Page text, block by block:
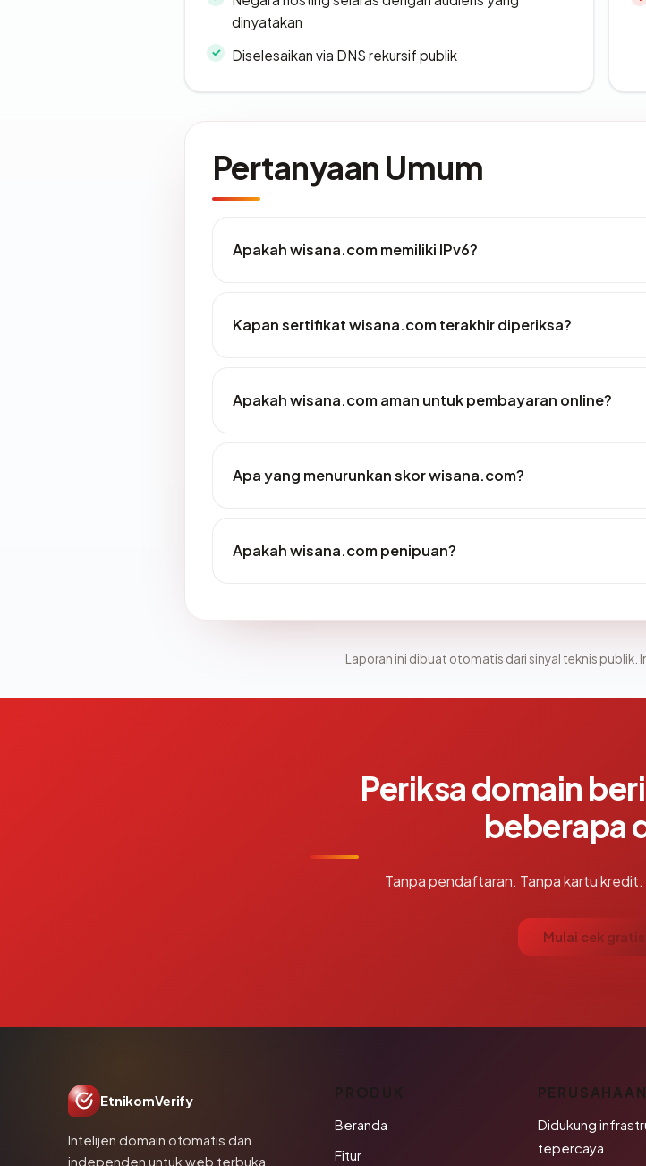
dinyatakan
Diselesaikan via DNS rekursif publik
Pertanyaan Umum
Apakah wisana.com memiliki IPv6?
Kapan sertifikat wisana.com terakhir diperiksa?
Apakah wisana.com aman untuk pembayaran online?
Apa yang menurunkan skor wisana.com?
Apakah wisana.com penipuan?
Laporan ini dibuat otomatis dari sinyal teknis publik.
Periksa domain
beberapa
Tanpa pendaftaran. Tanpa kartu
Mulai cek
EtnikomVerify
Intelijen domain otomatis dan
independen untuk web terbuka.
PRODUK
Beranda
Fitur
PERUSAHAAN
Didukung
tepercaya